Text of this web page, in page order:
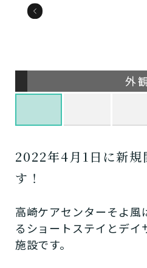
外
2022年4月1日に新規
す！
高崎ケアセンターそよ風
るショートステイとデイ
施設です。